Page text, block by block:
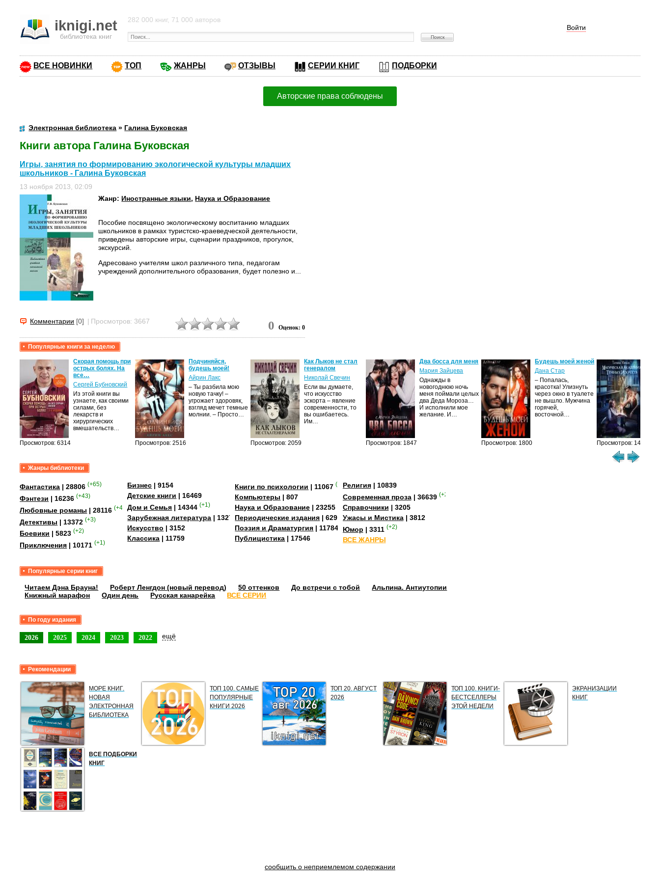
iknigi.net
библиотека книг
Войти
282 000 книг, 71 000 авторов
ВСЕ НОВИНКИ ТОП ЖАНРЫ ОТЗЫВЫ СЕРИИ КНИГ ПОДБОРКИ
Авторские права соблюдены
Электронная библиотека » Галина Буковская
Книги автора Галина Буковская
Игры, занятия по формированию экологической культуры младших
школьников - Галина Буковская
13 ноября 2013, 02:09
Жанр: Иностранные языки, Наука и Образование
Пособие посвящено экологическому воспитанию младших
школьников в рамках туристско-краеведческой деятельности,
приведены авторские игры, сценарии праздников, прогулок,
экскурсий.
Адресовано учителям школ различного типа, педагогам
учреждений дополнительного образования, будет полезно и...
Комментарии [0] | Просмотров: 3667 0 Оценок: 0
Популярные книги за неделю
Просмотров: 6314
Скорая помощь при
острых болях. На
все…
Сергей Бубновский
Из этой книги вы
узнаете, как своими
силами, без
лекарств и
хирургических
вмешательств…
Просмотров: 2516
Подчиняйся,
будешь моей!
Айрин Лакс
– Ты разбила мою
новую тачку! –
угрожает здоровяк,
взгляд мечет темные
молнии. – Просто…
Просмотров: 2059
Как Лыков не стал
генералом
Николай Свечин
Если вы думаете,
что искусство
эскорта – явление
современности, то
вы ошибаетесь.
Им…
Просмотров: 1847
Два босса для меня
Мария Зайцева
Однажды в
новогоднюю ночь
меня поймали целых
два Деда Мороза…
И исполнили мое
желание. И…
Просмотров: 1800
Будешь моей женой
Дана Стар
– Попалась,
красотка! Улизнуть
через окно в туалете
не вышло. Мужчина
горячей,
восточной…
Просмотров: 1462
Жанры библиотеки
Фантастика | 28806 (+65)
Фэнтези | 16236 (+43)
Любовные романы | 28116 (+41)
Детективы | 13372 (+3)
Боевики | 5823 (+2)
Приключения | 10171 (+1)
Бизнес | 9154
Детские книги | 16469
Дом и Семья | 14344 (+1)
Зарубежная литература | 13273
Искусство | 3152
Классика | 11759
Книги по психологии | 11067 (+2)
Компьютеры | 807
Наука и Образование | 23255
Периодические издания | 629
Поэзия и Драматургия | 11784
Публицистика | 17546
Религия| 10839
Современная проза| 36639 (+2)
Справочники | 3205
Ужасы и Мистика| 3812
Юмор | 3311 (+2)
ВСЕ ЖАНРЫ
Популярные серии книг
Читаем Дэна Брауна! Роберт Ленгдон (новый перевод) 50 оттенков До встречи с тобой
Альпина. Антиутопии
Книжный марафон
Один день Русская канарейка ВСЕ СЕРИИ
По году издания
2026 2025 2024 2023 2022 ещё
Рекомендации
МОРЕ КНИГ.
НОВАЯ
ЭЛЕКТРОННАЯ
БИБЛИОТЕКА
ТОП 100. САМЫЕ
ПОПУЛЯРНЫЕ
КНИГИ 2026
ТОП 20. АВГУСТ
2026
ТОП 100. КНИГИ-
БЕСТСЕЛЛЕРЫ
ЭТОЙ НЕДЕЛИ
ЭКРАНИЗАЦИИ
КНИГ
ВСЕ ПОДБОРКИ
КНИГ
сообщить о неприемлемом содержании